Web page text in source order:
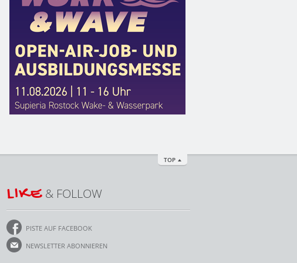
TOP
LIKE& FOLLOW
PISTE AUF FACEBOOK
NEWSLETTER ABONNIEREN